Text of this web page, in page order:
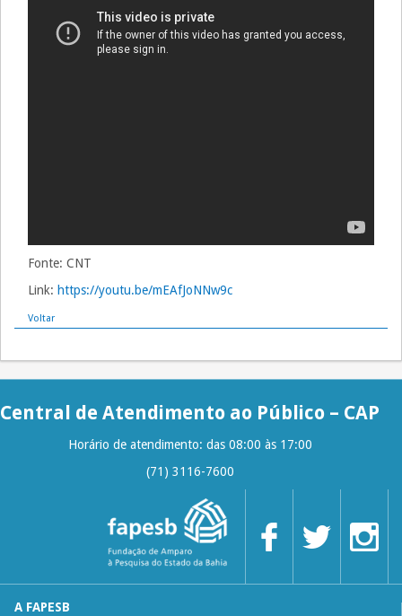
Fonte: CNT
Link: https://youtu.be/mEAfJoNNw9c
Voltar
Central de Atendimento ao Público – CAP
Horário de atendimento: das 08:00 às 17:00
(71) 3116-7600
A FAPESB